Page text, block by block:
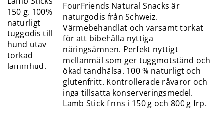
FourFriends Natural Snacks är
naturgodis från Schweiz.
Värmebehandlat och varsamt torkat
för att bibehålla nyttiga
näringsämnen. Perfekt nyttigt
mellanmål som ger tuggmotstånd och
ökad tandhälsa. 100 % naturligt och
glutenfritt. Kontrollerade råvaror och
inga tillsatta konserveringsmedel.
Lamb Stick finns i 150 g och 800 g frp.